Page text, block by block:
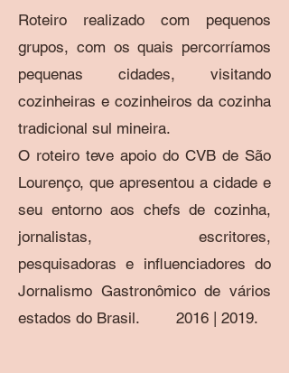
Roteiro realizado com pequenos
grupos, com os quais percorríamos
pequenas cidades, visitando
cozinheiras e cozinheiros da cozinha
tradicional sul mineira.
O roteiro teve apoio do CVB de São
Lourenço, que apresentou a cidade e
seu entorno aos chefs de cozinha,
jornalistas, escritores,
pesquisadoras e influenciadores do
Jornalismo Gastronômico de vários
estados do Brasil. 2016 | 2019.